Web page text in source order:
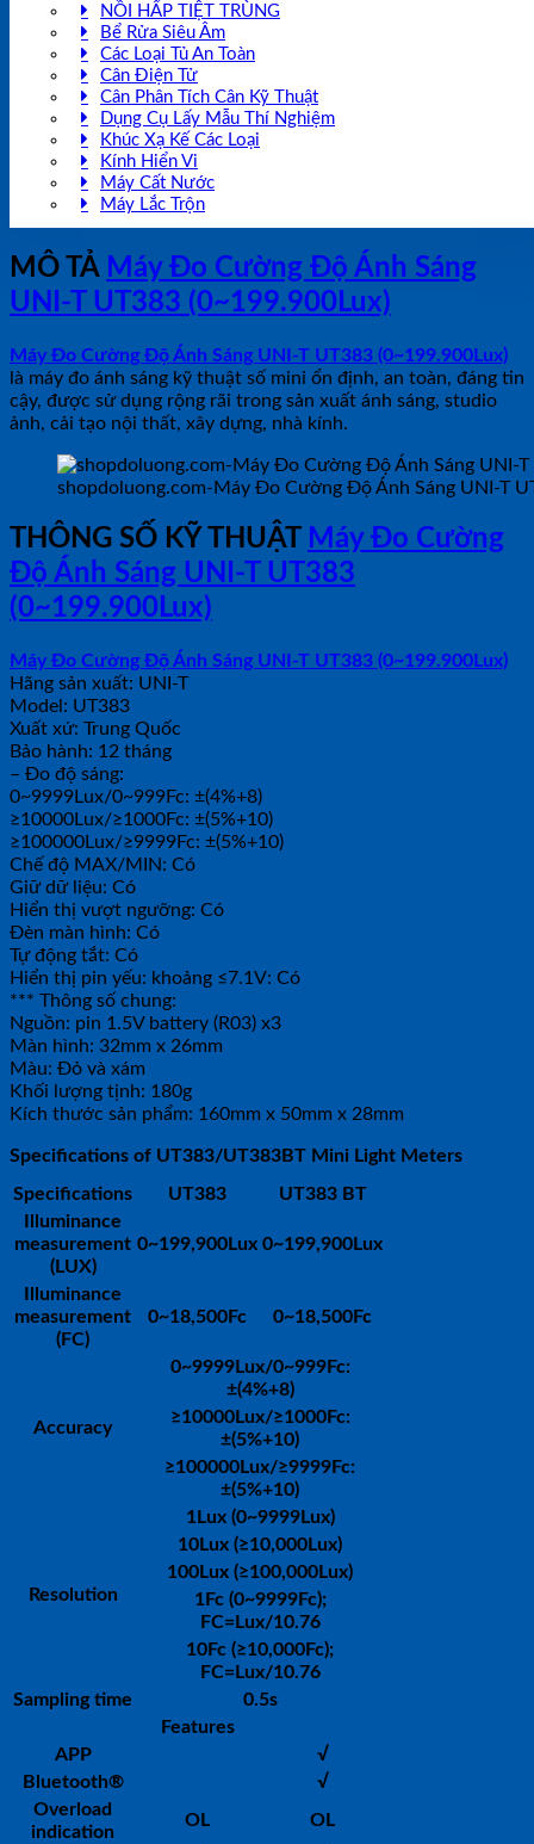
NỒI HẤP TIỆT TRÙNG
Bể Rửa Siêu Âm
Các Loại Tủ An Toàn
Cân Điện Tử
Cân Phân Tích Cân Kỹ Thuật
Dụng Cụ Lấy Mẫu Thí Nghiệm
Khúc Xạ Kế Các Loại
Kính Hiển Vi
Máy Cất Nước
Máy Lắc Trộn
MÔ TẢ Máy Đo Cường Độ Ánh Sáng
UNI-T UT383 (0~199.900Lux)
Máy Đo Cường Độ Ánh Sáng UNI-T UT383 (0~199.900Lux)
là máy đo ánh sáng kỹ thuật số mini ổn định, an toàn, đáng tin
cậy, được sử dụng rộng rãi trong sản xuất ánh sáng, studio
ảnh, cải tạo nội thất, xây dựng, nhà kính.
shopdoluong.com-Máy Đo Cường Độ Ánh Sáng UNI-T
THÔNG SỐ KỸ THUẬT
Máy Đo Cường
Độ Ánh Sáng UNI-T UT383
(0~199.900Lux)
Máy Đo Cường Độ Ánh Sáng UNI-T UT383 (0~199.900Lux)
Hãng sản xuất: UNI-T
Model: UT383
Xuất xứ: Trung Quốc
Bảo hành: 12 tháng
– Đo độ sáng:
0~9999Lux/0~999Fc: ±(4%+8)
≥10000Lux/≥1000Fc: ±(5%+10)
≥100000Lux/≥9999Fc: ±(5%+10)
Chế độ MAX/MIN: Có
Giữ dữ liệu: Có
Hiển thị vượt ngưỡng: Có
Đèn màn hình: Có
Tự động tắt: Có
Hiển thị pin yếu: khoảng ≤7.1V: Có
*** Thông số chung:
Nguồn: pin 1.5V battery (R03) x3
Màn hình: 32mm x 26mm
Màu: Đỏ và xám
Khối lượng tịnh: 180g
Kích thước sản phẩm: 160mm x 50mm x 28mm
Specifications of UT383/UT383BT Mini Light Meters
Specifications
UT383
UT383 BT
Illuminance
measurement
(LUX)
0~199,900Lux 0~199,900Lux
Illuminance
measurement
(FC)
0~18,500Fc 0~18,500Fc
Accuracy
0~9999Lux/0~999Fc:
±(4%+8)
≥10000Lux/≥1000Fc:
±(5%+10)
≥100000Lux/≥9999Fc:
±(5%+10)
Resolution
1Lux (0~9999Lux)
10Lux (≥10,000Lux)
100Lux (≥100,000Lux)
1Fc (0~9999Fc);
FC=Lux/10.76
10Fc (≥10,000Fc);
FC=Lux/10.76
Sampling time
0.5s
Features
APP
√
Bluetooth®
√
Overload
indication
OL OL